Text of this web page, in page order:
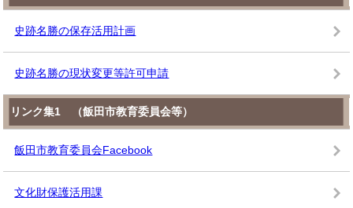
史跡名勝の保存活用計画
史跡名勝の現状変更等許可申請
リンク集1 （飯田市教育委員会等）
飯田市教育委員会Facebook
文化財保護活用課